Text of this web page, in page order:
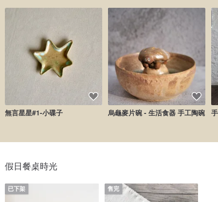
無言星星#1-小碟子 烏龜麥片碗 - 生活食器 手工陶碗
假日餐桌時光
已下架 售完